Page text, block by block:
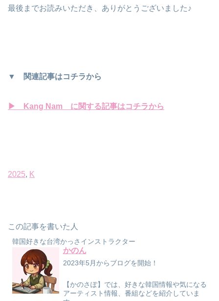
最後までお読みいただき、ありがとうございました♪
▼ 関連記事はコチラから
▶ Kang Nam に関する記事はコチラから
2025, K
この記事を書いた人
韓国好きな台湾かっさインストラクター
かのん
2023年5月からブログを開始！
【かのさぽ】では、好きな韓国情報や気になる
アーティスト情報、番組などを紹介していま